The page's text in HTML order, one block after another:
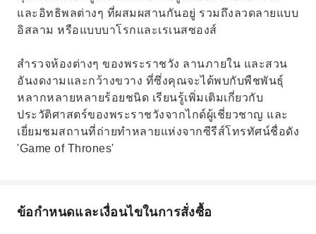
และอิทธิพลต่างๆ ที่ผสมผสานกันอยู่ รวมถึงลวดลายแบบ
อิสลาม หรือแบบบาโรกและเรเนสซองส์
สำรวจห้องต่างๆ ของพระราชวัง ลานภายใน และสวน
อันงดงามและกว้างขวาง ที่ซึ่งคุณจะได้พบกับพืชพันธุ์
หลากหลายหลายร้อยชนิด เรียนรู้เพิ่มเติมเกี่ยวกับ
ประวัติศาสตร์ของพระราชวังจากไกด์ผู้เชี่ยวชาญ และ
เยี่ยมชมสถานที่ถ่ายทำหลายแห่งจากซีรีส์โทรทัศน์ชื่อดัง
'Game of Thrones'
ข้อกำหนดและเงื่อนไขในการสั่งซื้อ